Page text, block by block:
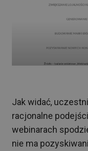
Jak widać,
racjonalne
webinarach
nie ma